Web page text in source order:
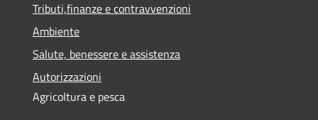
Tributi,finanze e contravvenzioni
Ambiente
Salute, benessere e assistenza
Autorizzazioni
Agricoltura e pesca